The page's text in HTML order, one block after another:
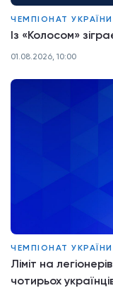
ЧЕМПІОНАТ УКРАЇНИ
Із «Колосом»
01.08.2026, 10:00
ЧЕМПІОНАТ УКРАЇНИ
Ліміт на
чотирьох